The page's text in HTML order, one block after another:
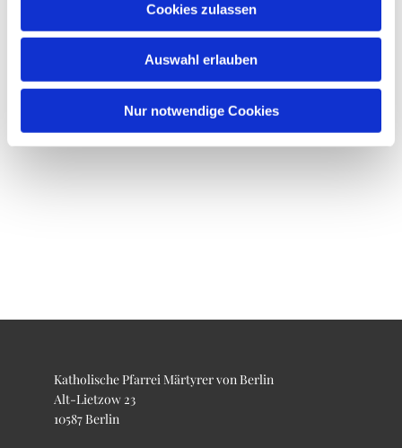
Cookies zulassen
Auswahl erlauben
Nur notwendige Cookies
Katholische Pfarrei Märtyrer von Berlin
Alt-Lietzow 23
10587 Berlin